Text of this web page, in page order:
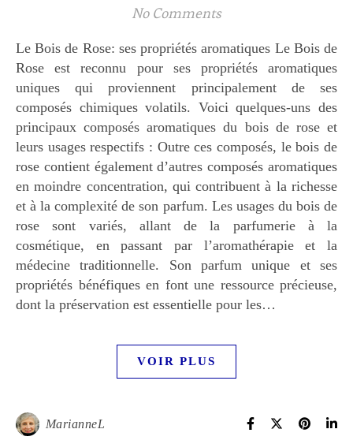
No Comments
Le Bois de Rose: ses propriétés aromatiques Le Bois de
Rose est reconnu pour ses propriétés aromatiques
uniques qui proviennent principalement de ses
composés chimiques volatils. Voici quelques-uns des
principaux composés aromatiques du bois de rose et
leurs usages respectifs : Outre ces composés, le bois de
rose contient également d’autres composés aromatiques
en moindre concentration, qui contribuent à la richesse
et à la complexité de son parfum. Les usages du bois de
rose sont variés, allant de la parfumerie à la
cosmétique, en passant par l’aromathérapie et la
médecine traditionnelle. Son parfum unique et ses
propriétés bénéfiques en font une ressource précieuse,
dont la préservation est essentielle pour les…
VOIR PLUS
MarianneL